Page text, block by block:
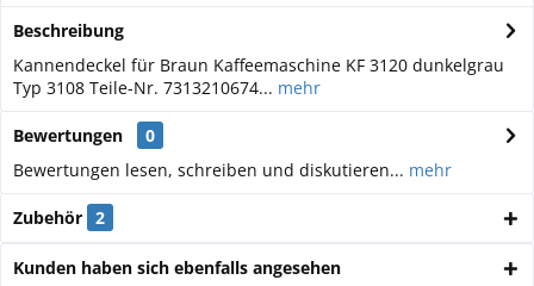
Beschreibung
Kannendeckel für Braun Kaffeemaschine KF 3120 dunkelgrau
Typ 3108 Teile-Nr. 7313210674... mehr
Bewertungen
0
Bewertungen lesen, schreiben und diskutieren... mehr
Zubehör 2
Kunden haben sich ebenfalls angesehen